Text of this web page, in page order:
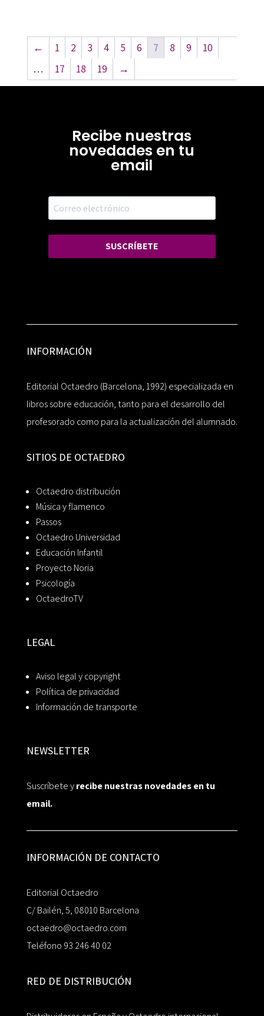
← 1 2 3 4 5 6 7 8 9
10
…
17 18 19 →
Recibe nuestras
novedades en tu
email
SUSCRÍBETE
INFORMACIÓN
Editorial Octaedro (Barcelona, 1992) especializada en
libros sobre educación, tanto para el desarrollo del
profesorado como para la actualización del alumnado.
SITIOS DE OCTAEDRO
Octaedro distribución
Música y flamenco
Passos
Octaedro Universidad
Educación Infantil
Proyecto Noria
Psicología
OctaedroTV
LEGAL
Aviso legal y copyright
Política de privacidad
Información de transporte
NEWSLETTER
Suscríbete yrecibe nuestras novedades en tu
email.
INFORMACIÓN DE CONTACTO
Editorial Octaedro
C/ Bailén, 5, 08010 Barcelona
octaedro@octaedro.com
Teléfono 93 246 40 02
RED DE DISTRIBUCIÓN